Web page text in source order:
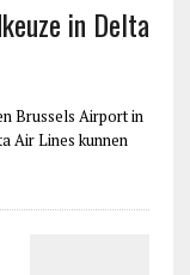
in Delta
Brussels Airport in
Air Lines kunnen